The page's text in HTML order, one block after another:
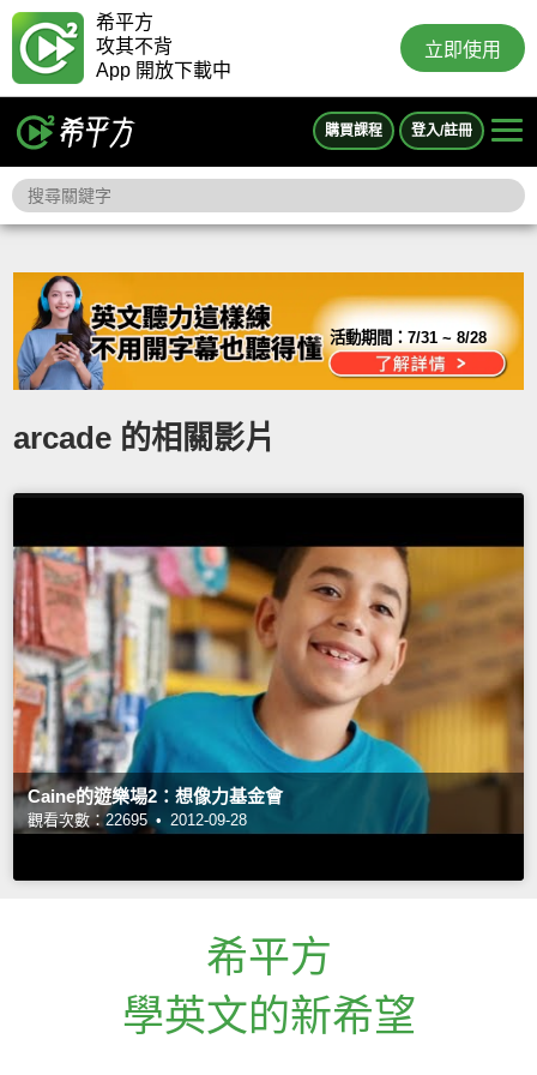
希平方
攻其不背
App 開放下載中
立即使用
購買課程 登入/註冊
活動期間：7/31 ~ 8/28
arcade 的相關影片
Caine的遊樂場2：想像力基金會
觀看次數：22695 • 2012-09-28
希平方
學英文的新希望